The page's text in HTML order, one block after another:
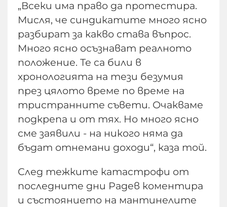
„Всеки има право да протестира.
Мисля, че синдикатите много ясно
разбират за какво става въпрос.
Много ясно осъзнават реалното
положение. Те са били в
хронологията на тези безумия
през цялото време по време на
тристранните съвети. Очакваме
подкрепа и от тях. Но много ясно
сме заявили - на никого няма да
бъдат отнемани доходи“, каза той.
След тежките катастрофи от
последните дни Радев коментира
и състоянието на мантинелите